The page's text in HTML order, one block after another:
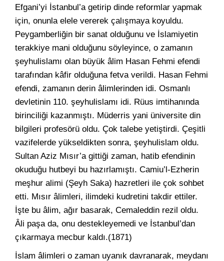
Efgani’yi İstanbul’a getirip dinde reformlar yapmak
için, onunla elele vererek çalışmaya koyuldu.
Peygamberliğin bir sanat olduğunu ve İslamiyetin
terakkiye mani olduğunu söyleyince, o zamanın
şeyhulislamı olan büyük âlim Hasan Fehmi efendi
tarafından kâfir olduğuna fetva verildi. Hasan Fehmi
efendi, zamanın derin âlimlerinden idi. Osmanlı
devletinin 110. şeyhulislamı idi. Rüus imtihanında
birinciliği kazanmıştı. Müderris yani üniversite din
bilgileri profesörü oldu. Çok talebe yetiştirdi. Çeşitli
vazifelerde yükseldikten sonra, şeyhulislam oldu.
Sultan Aziz Mısır’a gittiği zaman, hatib efendinin
okuduğu hutbeyi bu hazırlamıştı. Camiu’l-Ezherin
meşhur alimi (Şeyh Saka) hazretleri ile çok sohbet
etti. Mısır âlimleri, ilimdeki kudretini takdir ettiler.
İşte bu âlim, ağır basarak, Cemaleddin rezil oldu.
Âli paşa da, onu destekleyemedi ve İstanbul’dan
çıkarmaya mecbur kaldı.(1871)
İslam âlimleri o zaman uyanık davranarak, meydanı